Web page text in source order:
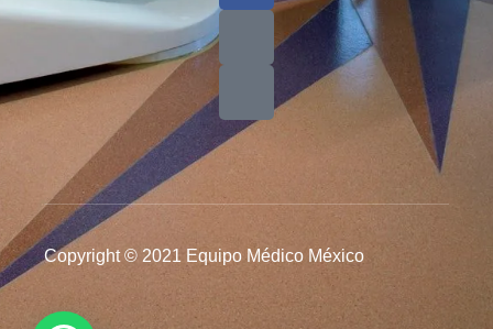
Copyright © 2021 Equipo Médico México